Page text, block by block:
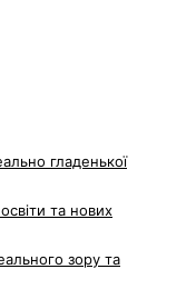
гладенької
та нових
зору та